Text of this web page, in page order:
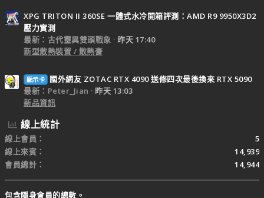
XPG TRITON II 360SE 一體式水冷開箱評測：AMD R9 9950X3D2
壓力實測
最新：古代靈異雙頭戰象
昨天 17:40
新型散熱裝置 / 散熱膏
顯示卡
國外網友 ZOTAC RTX 4090 送修四次最後換來 RTX 5090
最新：Peter_Jian
昨天 13:03
新品資訊
線上統計
線上會員
5
線上來賓
14,939
會員總計
14,944
包含隱身會員的總數。